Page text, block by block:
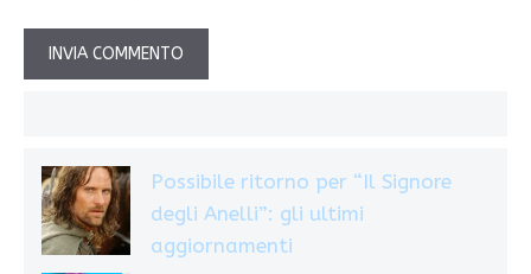
Possibile ritorno per “Il Signore
degli Anelli”: gli ultimi
aggiornamenti